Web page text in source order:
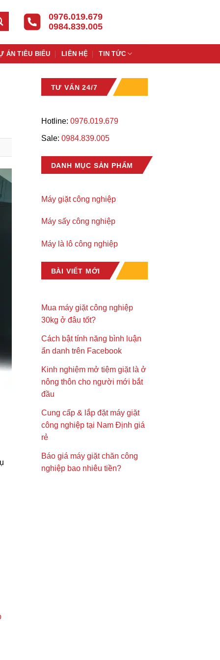
0976.019.679
0984.839.005
ÁN TIÊU BIỂU LIÊN HỆ TIN TỨC
TƯ VẤN 24/7
Hotline: 0976.019.679
Sale: 0984.839.005
DANH MỤC SẢN PHẨM
Máy giặt công nghiệp
Máy sấy công nghiệp
Máy là lô công nghiệp
BÀI VIẾT MỚI
Mua máy giặt công nghiệp
30kg ở đâu tốt?
Cách bật tính năng bình luận
ẩn danh trên Facebook
Kinh nghiệm mở tiệm giặt là ở
nông thôn cho người mới bắt
đầu
Cung cấp & lắp đặt máy giặt
công nghiệp tại Nam Định giá
rẻ
Báo giá máy giặt chăn công
nghiệp bao nhiêu tiền?